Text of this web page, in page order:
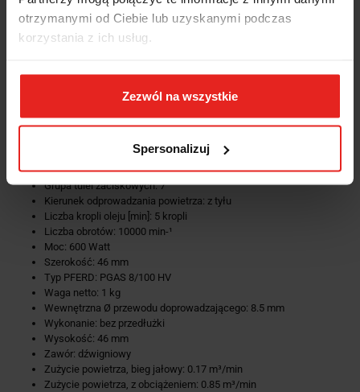
otrzymanymi od Ciebie lub uzyskanymi podczas
korzystania z ich usług.
Zezwól na wszystkie
Spersonalizuj
uszkodzeniu, napęd musi być eksploatowany z zachowaniem podanej
prędkości kroplenia oleju.
Dane techniczne:
Ciśnienie robocze: 6.3 bar
Długość: 205 mm
Grupa tulei zaciskowych: 7
Kierunek odprowadzania powietrza: z tyłu
Liczba kropli oleju [min]: 5 kropli
Liczba obrotów: 10000 min-¹
Moc: 600 Watt
Szerokość: 46 mm
Typ PFERD: PGAS 8/100 HV
Waga netto: 1 kg
Wewnętrzna Ø przewodu doprowadzającego: 8.5 mm
Wykonanie: bez przedłużki
Wysokość: 46 mm
Zawór: dźwigniowy
Zużycie powietrza, bieg jałowy: 0.17 m³/min
Zużycie powietrza, z obciążeniem: 0.85 m³/min